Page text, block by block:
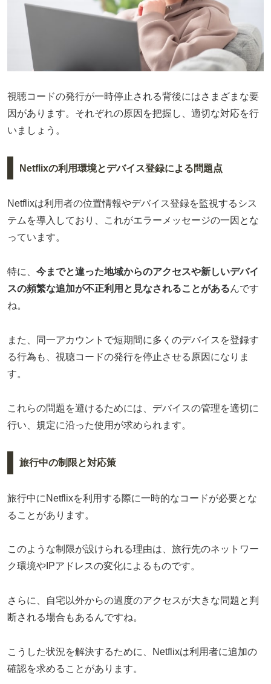
視聴コードの発行が一時停止される背後にはさまざまな要
因があります。それぞれの原因を把握し、適切な対応を行
いましょう。
Netflixの利用環境とデバイス登録による問題点
Netflixは利用者の位置情報やデバイス登録を監視するシス
テムを導入しており、これがエラーメッセージの一因とな
っています。
特に、 今までと違った地域からのアクセスや新しいデバイ
スの頻繁な追加が不正利用と見なされることがあるんです
ね。
また、同一アカウントで短期間に多くのデバイスを登録す
る行為も、視聴コードの発行を停止させる原因になりま
す。
これらの問題を避けるためには、デバイスの管理を適切に
行い、規定に沿った使用が求められます。
旅行中の制限と対応策
旅行中にNetflixを利用する際に一時的なコードが必要とな
ることがあります。
このような制限が設けられる理由は、旅行先のネットワー
ク環境やIPアドレスの変化によるものです。
さらに、自宅以外からの過度のアクセスが大きな問題と判
断される場合もあるんですね。
こうした状況を解決するために、Netflixは利用者に追加の
確認を求めることがあります。